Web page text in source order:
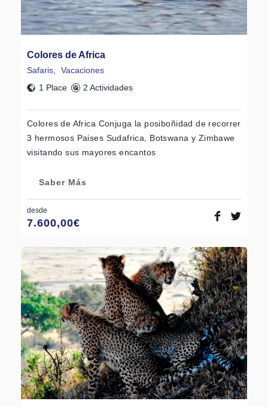
Colores de Africa
Safaris
Vacaciones
1 Place
2 Actividades
Colores de Africa Conjuga la posiboñidad de recorrer
3 hermosos Paises Sudafrica, Botswana y Zimbawe
visitando sus mayores encantos
Saber Más
desde
7.600,00€